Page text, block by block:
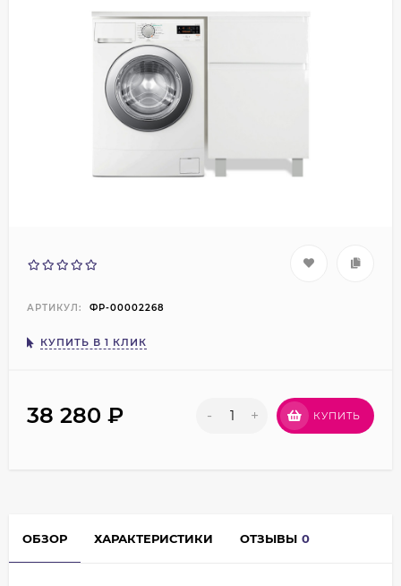
АРТИКУЛ: ФР-00002268
КУПИТЬ В 1 КЛИК
38 280 ₽ - + КУПИТЬ
ОБЗОР ХАРАКТЕРИСТИКИ ОТЗЫВЫ 0